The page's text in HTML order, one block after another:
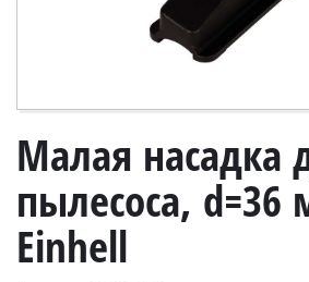
Малая насадка
пылесоса, d=36
Einhell